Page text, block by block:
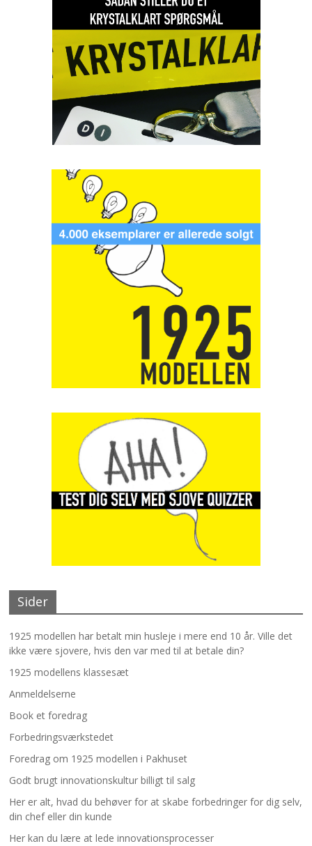
Sider
1925 modellen har betalt min husleje i mere end 10 år. Ville det
ikke være sjovere, hvis den var med til at betale din?
1925 modellens klassesæt
Anmeldelserne
Book et foredrag
Forbedringsværkstedet
Foredrag om 1925 modellen i Pakhuset
Godt brugt innovationskultur billigt til salg
Her er alt, hvad du behøver for at skabe forbedringer for dig selv,
din chef eller din kunde
Her kan du lære at lede innovationsprocesser